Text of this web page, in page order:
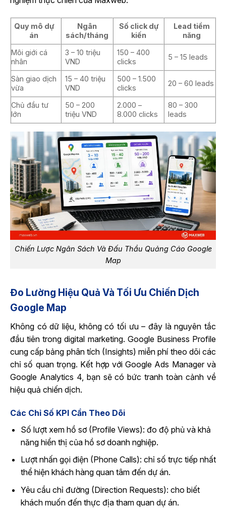
Quy mô dự
án
Ngân
sách/tháng
Số click dự
kiến
Lead tiềm
năng
Môi giới cá
nhân
3 – 10 triệu
VND
150 – 400
clicks
5 – 15 leads
Sàn giao dịch
vừa
15 – 40 triệu
VND
500 – 1.500
clicks
20 – 60 leads
Chủ đầu tư
lớn
50 – 200
triệu VND
2.000 –
8.000 clicks
80 – 300
leads
Chiến Lược Ngân Sách Và Đấu Thầu Quảng Cáo Google
Map
Đo Lường Hiệu Quả Và Tối Ưu Chiến Dịch
Google Map
Không có dữ liệu, không có tối ưu – đây là nguyên tắc
đầu tiên trong digital marketing. Google Business Profile
cung cấp bảng phân tích (Insights) miễn phí theo dõi các
chỉ số quan trọng. Kết hợp với Google Ads Manager và
Google Analytics 4, bạn sẽ có bức tranh toàn cảnh về
hiệu quả chiến dịch.
Các Chỉ Số KPI Cần Theo Dõi
Số lượt xem hồ sơ (Profile Views): đo độ phủ và khả
năng hiển thị của hồ sơ doanh nghiệp.
Lượt nhấn gọi điện (Phone Calls): chỉ số trực tiếp nhất
thể hiện khách hàng quan tâm đến dự án.
Yêu cầu chỉ đường (Direction Requests): cho biết
khách muốn đến thực địa tham quan dự án.